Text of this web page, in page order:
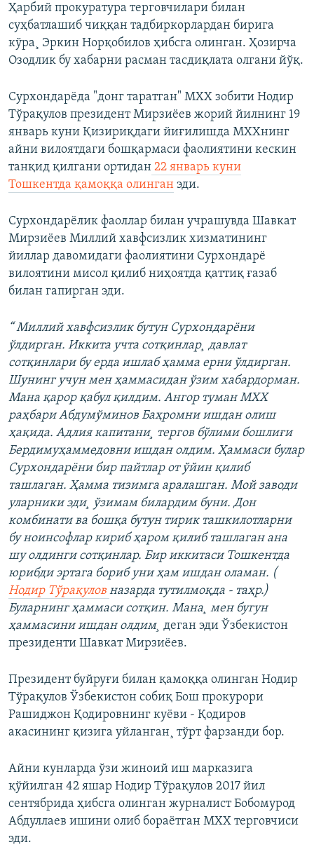
Ҳарбий прокуратура терговчилари билан
суҳбатлашиб чиққан тадбиркорлардан бирига
кўра¸ Эркин Норқобилов ҳибсга олинган. Ҳозирча
Озодлик бу хабарни расман тасдиқлата олгани йўқ.
Сурхондарëда "донг таратган" МХХ зобити Нодир
Тўрақулов президент Мирзиëев жорий йилнинг 19
январь куни Қизириқдаги йиғилишда МХХнинг
айни вилоятдаги бошқармаси фаолиятини кескин
танқид қилгани ортидан 22 январь куни
Тошкентда қамоққа олинган эди.
Сурхондарëлик фаоллар билан учрашувда Шавкат
Мирзиëев Миллий хавфсизлик хизматининг
йиллар давомидаги фаолиятини Сурхондарë
вилоятини мисол қилиб ниҳоятда қаттиқ ғазаб
билан гапирган эди.
“ Миллий хавфсизлик бутун Сурхондарëни
ўлдирган. Иккита учта сотқинлар¸ давлат
сотқинлари бу ерда ишлаб ҳамма ерни ўлдирган.
Шунинг учун мен ҳаммасидан ўзим хабардорман.
Мана қарор қабул қилдим. Ангор туман МХХ
раҳбари Абдумўминов Баҳромни ишдан олиш
ҳақида. Адлия капитани¸ тергов бўлими бошлиғи
Бердимуҳаммедовни ишдан олдим. Ҳаммаси булар
Сурхондарëни бир пайтлар от ўйин қилиб
ташлаган. Ҳамма тизимга аралашган. Мой заводи
уларники эди¸ ўзимам билардим буни. Дон
комбинати ва бошқа бутун тирик ташкилотларни
бу ноинсофлар кириб ҳаром қилиб ташлаган ана
шу олдинги сотқинлар. Бир иккитаси Тошкентда
юрибди эртага бориб уни ҳам ишдан оламан. (
Нодир Тўрақулов назарда тутилмоқда - таҳр.)
Буларнинг ҳаммаси сотқин. Мана¸ мен бугун
ҳаммасини ишдан олдим¸ деган эди Ўзбекистон
президенти Шавкат Мирзиёев.
Президент буйруғи билан қамоққа олинган Нодир
Тўрақулов Ўзбекистон собиқ Бош прокурори
Рашиджон Қодировнинг куëви - Қодиров
акасининг қизига уйланган¸ тўрт фарзанди бор.
Айни кунларда ўзи жиноий иш марказига
қўйилган 42 яшар Нодир Тўрақулов 2017 йил
сентябрида ҳибсга олинган журналист Бобомурод
Абдуллаев ишини олиб бораëтган МХХ терговчиси
эди.